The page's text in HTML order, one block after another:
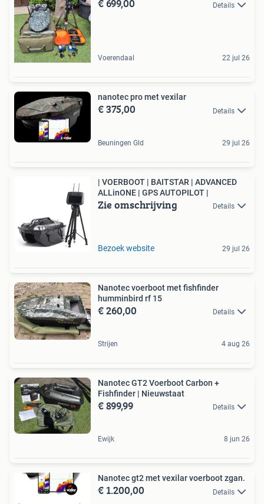
€ 699,00 Details
Voerendaal 22 jul 26
nanotec pro met vexilar
€ 375,00 Details
Beuningen Gld 29 jul 26
| VOERBOOT | BAITSTAR | ADVANCED
ALLinONE | GPS AUTOPILOT |
Zie omschrijving Details
Bezoek website 29 jul 26
Nanotec voerboot met fishfinder
humminbird rf 15
€ 260,00 Details
Strijen 4 aug 26
Nanotec GT2 Voerboot Carbon +
Fishfinder | Nieuwstaat
€ 899,99 Details
Ewijk 8 jun 26
Nanotec gt2 met vexilar voerboot zgan.
€ 1.200,00 Details